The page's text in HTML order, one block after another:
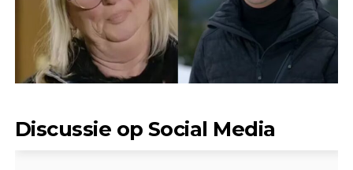
Discussie op Social Media